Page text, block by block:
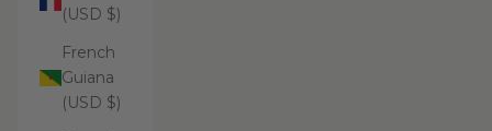
(USD $)
French
Guiana
(USD $)